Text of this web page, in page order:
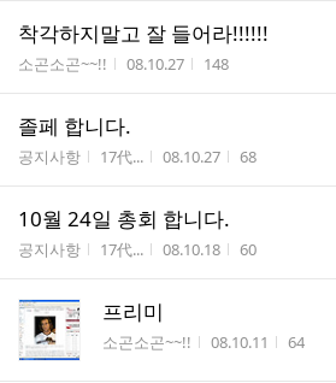
착각하지말고 잘 들어라!!!!!!
게시판명
소곤소곤~~!! 작성시간
08.10.27 조회수
148
졸페 합니다.
게시판명
공지사항 작성자
17代... 작성시간
08.10.27 조회수
68
10월 24일 총회 합니다.
게시판명
공지사항 작성자
17代... 작성시간
08.10.18 조회수
60
프리미
게시판명
소곤소곤~~!! 작성시간
08.10.11 조회수
64